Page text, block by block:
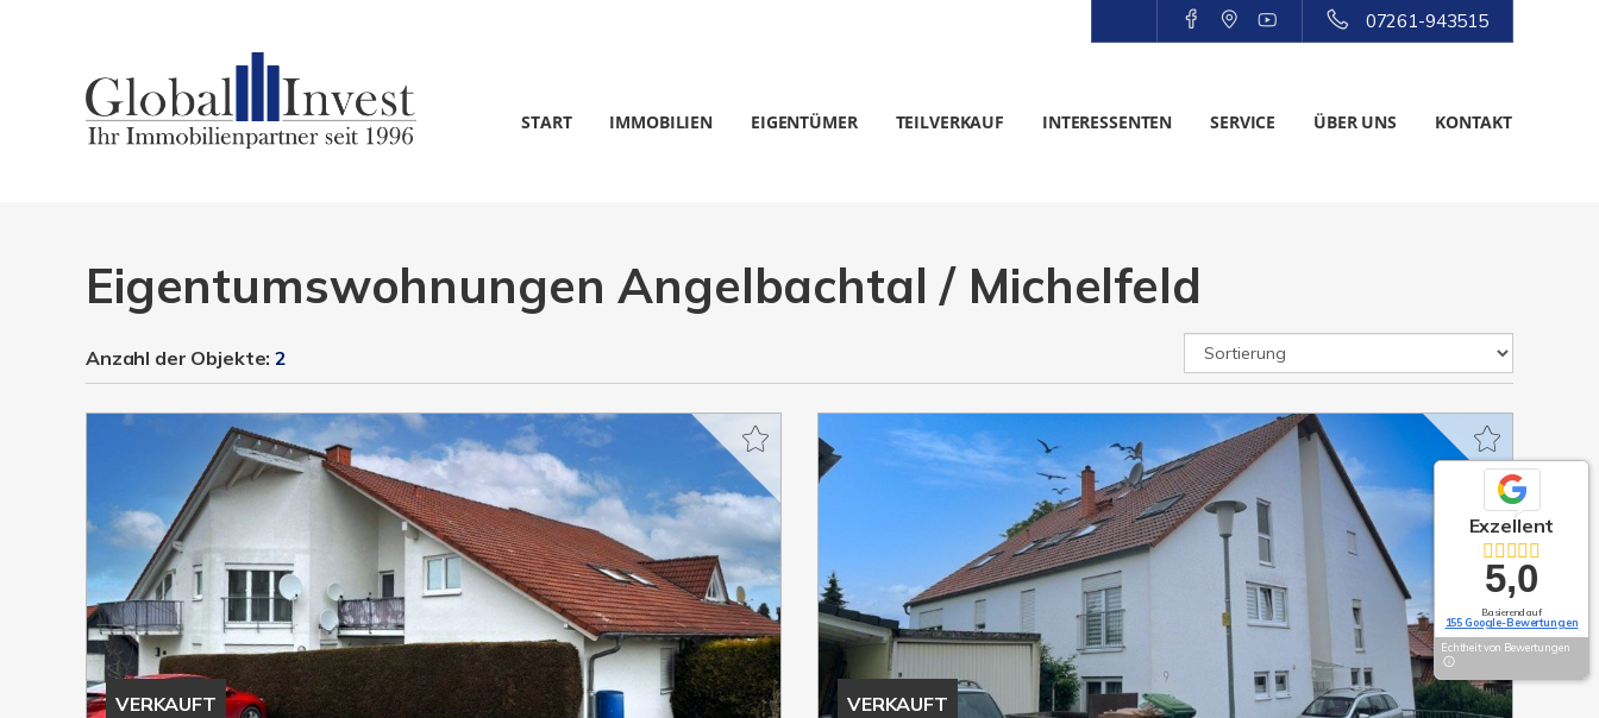
07261-943515
START IMMOBILIEN EIGENTÜMER TEILVERKAUF INTERESSENTEN SERVICE ÜBER UNS KONTAKT
Eigentumswohnungen Angelbachtal / Michelfeld
Anzahl der Objekte:2
VERKAUFT VERKAUFT
Exzellent
5,0
Basierend auf
155 Google-Bewertungen
Echtheit von Bewertungen